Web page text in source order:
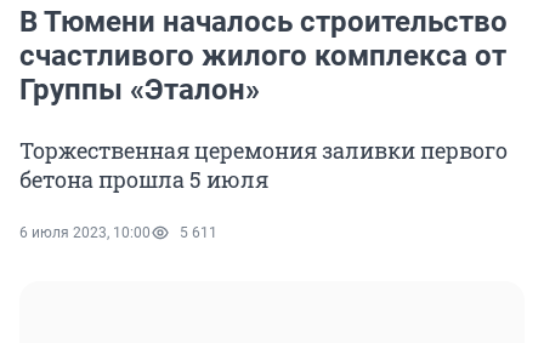
В Тюмени началось строительство
счастливого жилого комплекса от
Группы «Эталон»
Торжественная церемония заливки первого
бетона прошла 5 июля
6 июля 2023, 10:00 5 611